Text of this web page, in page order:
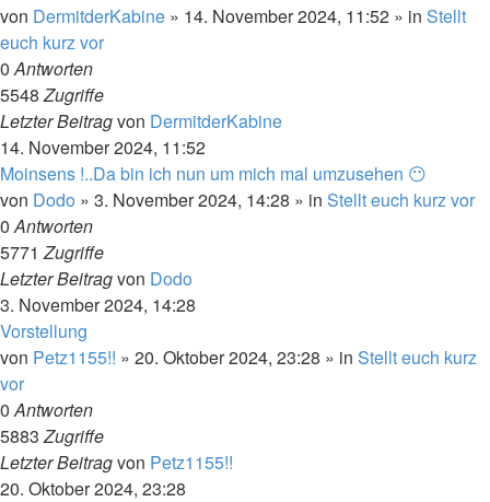
von DermitderKabine » 14. November 2024, 11:52 » in Stellt
euch kurz vor
0Antworten
5548Zugriffe
Letzter Beitragvon DermitderKabine
14. November 2024, 11:52
Moinsens !..Da bin ich nun um mich mal umzusehen 😶
von Dodo » 3. November 2024, 14:28 » in Stellt euch kurz vor
0Antworten
5771Zugriffe
Letzter Beitragvon Dodo
3. November 2024, 14:28
Vorstellung
von Petz1155!! » 20. Oktober 2024, 23:28 » in Stellt euch kurz
vor
0Antworten
5883Zugriffe
Letzter Beitragvon Petz1155!!
20. Oktober 2024, 23:28